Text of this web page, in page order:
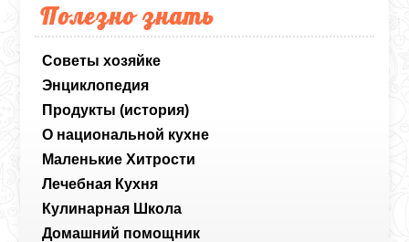
Полезно знать
Советы хозяйке
Энциклопедия
Продукты (история)
О национальной кухне
Маленькие Хитрости
Лечебная Кухня
Кулинарная Школа
Домашний помощник